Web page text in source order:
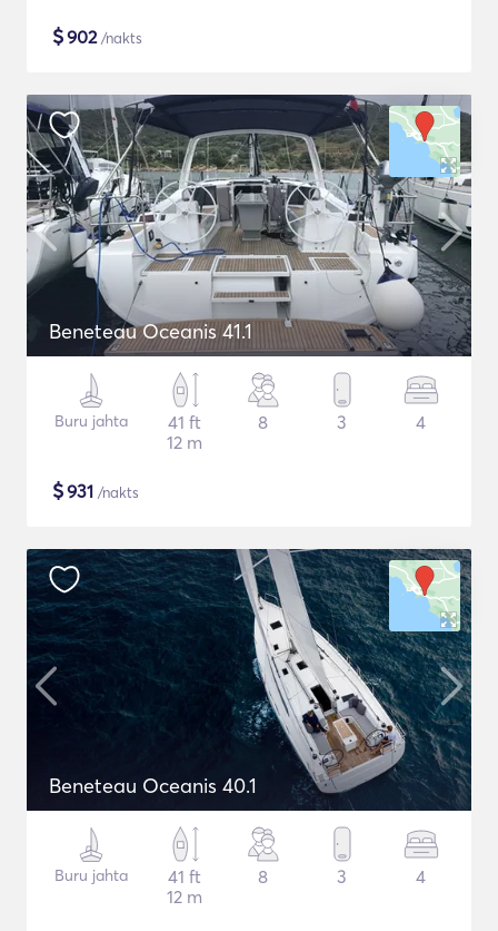
$902/nakts
Beneteau Oceanis 41.1
Buru jahta
41 ft
12 m
8 3 4
$931 /nakts
Beneteau Oceanis 40.1
Buru jahta
41 ft
12 m
8 3 4